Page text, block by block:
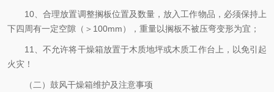
10、合理放置调整搁板位置及数量，放入工作物品，必须保持上
下四周有一定空隙（＞100mm），重量以搁板不被压弯变形为宜；
11、不允许将干燥箱放置于木质地坪或木质工作台上，以免引起
火灾！
（二）鼓风干燥箱维护及注意事项